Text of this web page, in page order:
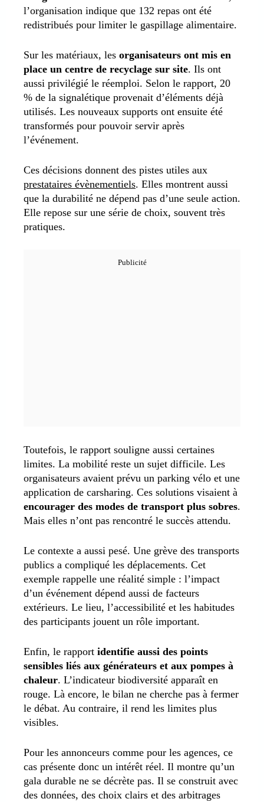
l’organisation indique que 132 repas ont été
redistribués pour limiter le gaspillage alimentaire.
Sur les matériaux, les organisateurs ont mis en
place un centre de recyclage sur site. Ils ont
aussi privilégié le réemploi. Selon le rapport, 20
% de la signalétique provenait d’éléments déjà
utilisés. Les nouveaux supports ont ensuite été
transformés pour pouvoir servir après
l’événement.
Ces décisions donnent des pistes utiles aux
prestataires évènementiels. Elles montrent aussi
que la durabilité ne dépend pas d’une seule action.
Elle repose sur une série de choix, souvent très
pratiques.
Toutefois, le rapport souligne aussi certaines
limites. La mobilité reste un sujet difficile. Les
organisateurs avaient prévu un parking vélo et une
application de carsharing. Ces solutions visaient à
encourager des modes de transport plus sobres.
Mais elles n’ont pas rencontré le succès attendu.
Le contexte a aussi pesé. Une grève des transports
publics a compliqué les déplacements. Cet
exemple rappelle une réalité simple : l’impact
d’un événement dépend aussi de facteurs
extérieurs. Le lieu, l’accessibilité et les habitudes
des participants jouent un rôle important.
Enfin, le rapport identifie aussi des points
sensibles liés aux générateurs et aux pompes à
chaleur. L’indicateur biodiversité apparaît en
rouge. Là encore, le bilan ne cherche pas à fermer
le débat. Au contraire, il rend les limites plus
visibles.
Pour les annonceurs comme pour les agences, ce
cas présente donc un intérêt réel. Il montre qu’un
gala durable ne se décrète pas. Il se construit avec
des données, des choix clairs et des arbitrages